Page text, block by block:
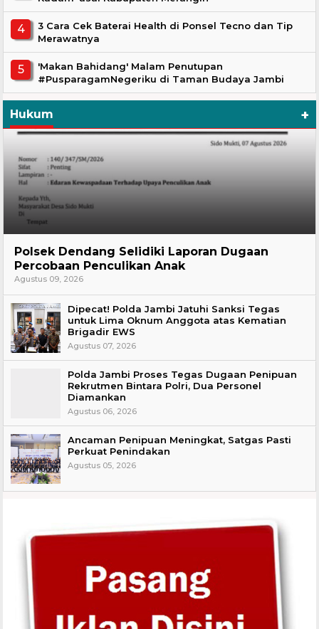
3 Cara Cek Baterai Health di Ponsel Tecno dan Tip
Merawatnya
'Makan Bahidang' Malam Penutupan
#PusparagamNegeriku di Taman Budaya Jambi
Hukum +
Polsek Dendang Selidiki Laporan Dugaan
Percobaan Penculikan Anak
Agustus 09, 2026
Dipecat! Polda Jambi Jatuhi Sanksi Tegas
untuk Lima Oknum Anggota atas Kematian
Brigadir EWS
Agustus 07, 2026
Polda Jambi Proses Tegas Dugaan Penipuan
Rekrutmen Bintara Polri, Dua Personel
Diamankan
Agustus 06, 2026
Ancaman Penipuan Meningkat, Satgas Pasti
Perkuat Penindakan
Agustus 05, 2026